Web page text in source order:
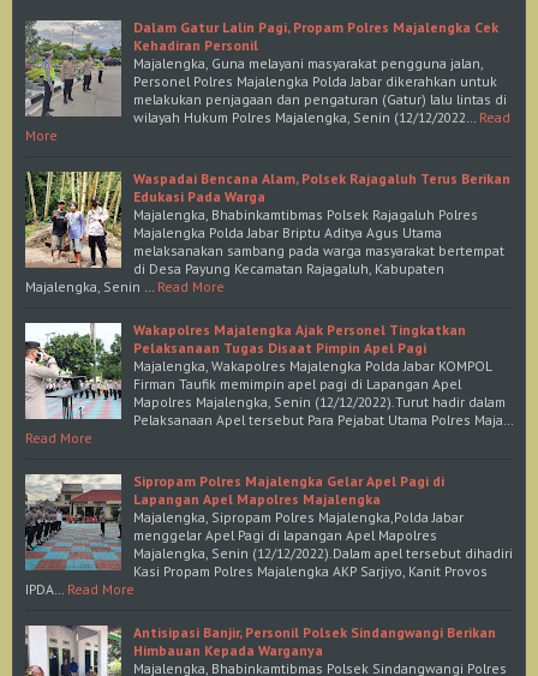
Dalam Gatur Lalin Pagi, Propam Polres Majalengka Cek
Kehadiran Personil
Majalengka, Guna melayani masyarakat pengguna jalan,
Personel Polres Majalengka Polda Jabar dikerahkan untuk
melakukan penjagaan dan pengaturan (Gatur) lalu lintas di
wilayah Hukum Polres Majalengka, Senin (12/12/2022… Read
More
Waspadai Bencana Alam, Polsek Rajagaluh Terus Berikan
Edukasi Pada Warga
Majalengka, Bhabinkamtibmas Polsek Rajagaluh Polres
Majalengka Polda Jabar Briptu Aditya Agus Utama
melaksanakan sambang pada warga masyarakat bertempat
di Desa Payung Kecamatan Rajagaluh, Kabupaten
Majalengka, Senin … Read More
Wakapolres Majalengka Ajak Personel Tingkatkan
Pelaksanaan Tugas Disaat Pimpin Apel Pagi
Majalengka, Wakapolres Majalengka Polda Jabar KOMPOL
Firman Taufik memimpin apel pagi di Lapangan Apel
Mapolres Majalengka, Senin (12/12/2022).Turut hadir dalam
Pelaksanaan Apel tersebut Para Pejabat Utama Polres Maja…
Read More
Sipropam Polres Majalengka Gelar Apel Pagi di
Lapangan Apel Mapolres Majalengka
Majalengka, Sipropam Polres Majalengka,Polda Jabar
menggelar Apel Pagi di lapangan Apel Mapolres
Majalengka, Senin (12/12/2022).Dalam apel tersebut dihadiri
Kasi Propam Polres Majalengka AKP Sarjiyo, Kanit Provos
IPDA… Read More
Antisipasi Banjir, Personil Polsek Sindangwangi Berikan
Himbauan Kepada Warganya
Majalengka, Bhabinkamtibmas Polsek Sindangwangi Polres